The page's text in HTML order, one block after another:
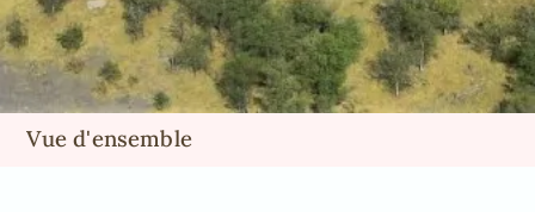
Vue d'ensemble